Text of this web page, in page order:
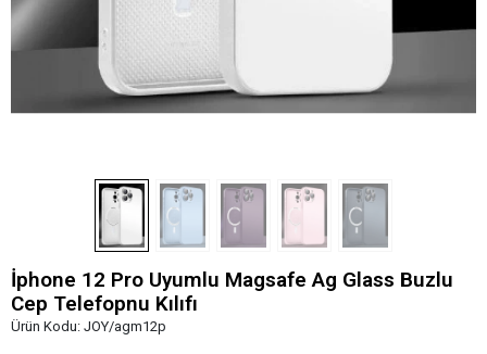
İphone 12 Pro Uyumlu Magsafe Ag Glass Buzlu
Cep Telefopnu Kılıfı
Ürün Kodu: JOY/agm12p